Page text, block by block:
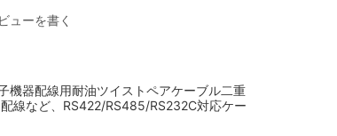
ューを書く
器配線用耐油ツイストペアケーブル二重
線など、RS422/RS485/RS232C対応ケー